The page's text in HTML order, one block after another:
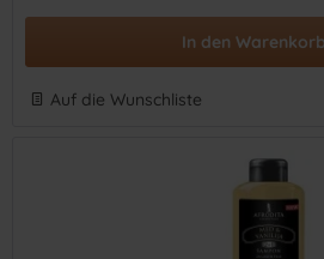
In den Warenkorb
Auf die Wunschliste